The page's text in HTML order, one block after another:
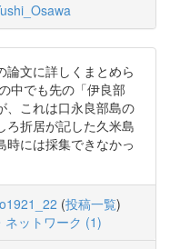
文に詳しくまとめら
中でも先の「伊良部
、これは口永良部島の
ろ折居が記した久米島
時には採集できなかっ
(投稿一覧)
ネットワーク (1)